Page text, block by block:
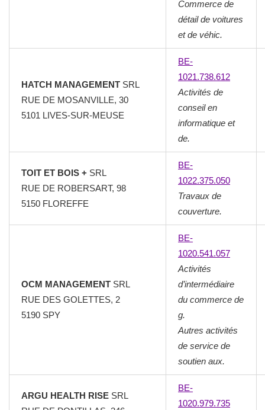
Commerce de
détail de voitures
et de véhic.
HATCH MANAGEMENT SRL
RUE DE MOSANVILLE, 30
5101 LIVES-SUR-MEUSE
BE-
1021.738.612
Activités de
conseil en
informatique et
de.
TOIT ET BOIS + SRL
RUE DE ROBERSART, 98
5150 FLOREFFE
BE-
1022.375.050
Travaux de
couverture.
OCM MANAGEMENT SRL
RUE DES GOLETTES, 2
5190 SPY
BE-
1020.541.057
Activités
d’intermédiaire
du commerce de
g.
Autres activités
de service de
soutien aux.
ARGU HEALTH RISE SRL
BE-
1020.979.735